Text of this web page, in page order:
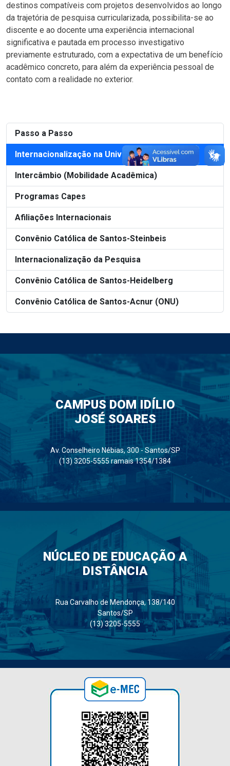
Passo a Passo
Internacionalização na Universidade
Intercâmbio (Mobilidade Acadêmica)
Programas Capes
Afiliações Internacionais
Convênio Católica de Santos-Steinbeis
Internacionalização da Pesquisa
Convênio Católica de Santos-Heidelberg
Convênio Católica de Santos-Acnur (ONU)
destinos compatíveis com projetos desenvolvidos ao longo
da trajetória de pesquisa curricularizada, possibilita-se ao
discente e ao docente uma experiência internacional
significativa e pautada em processo investigativo
previamente estruturado, com a expectativa de um benefício
acadêmico concreto, para além da experiência pessoal de
contato com a realidade no exterior.
CAMPUS DOM IDÍLIO
JOSÉ SOARES
Av. Conselheiro Nébias, 300 - Santos/SP
(13) 3205-5555 ramais 1354/1384
NÚCLEO DE EDUCAÇÃO A
DISTÂNCIA
Rua Carvalho de Mendonça, 138/140
Santos/SP
(13) 3205-5555